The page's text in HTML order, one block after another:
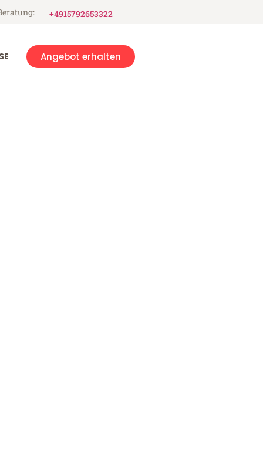
+4915792653322
Angebot erhalten